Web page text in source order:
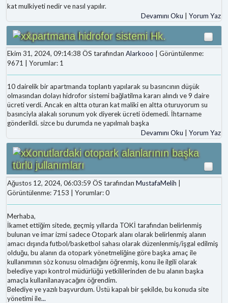
kat mulkiyeti nedir ve nasıl yapılır.
Devamını Oku
Yorum Yaz
Apartmana hidrofor sistemi Hk.
Ekim 31, 2024, 09:14:38 ÖS tarafından Alarkooo | Görüntülenme:
9671 | Yorumlar: 1
10 dairelik bir apartmanda toplantı yapılarak su basıncının düşük
olmasından dolayı hidrofor sistemi bağlatilma kararı alındı ve 9 daire
ücreti verdi. Ancak en altta oturan kat maliki en altta oturuyorum su
basınciyla alakalı sorunum yok diyerek ücreti ödemedi. İhtarname
gönderildi. sizce bu durumda ne yapılmalı başka
Devamını Oku
Yorum Yaz
Konutlardaki otopark alanlarının başka
türlü jullanımları
Ağustos 12, 2024, 06:03:59 ÖS tarafından MustafaMelih
Görüntülenme: 7153 | Yorumlar: 0
Merhaba,
İkamet ettiğim sitede, geçmiş yıllarda TOKİ tarafından belirlenmiş
bulunan ve imar izmi sadece Otopark alanı olarak belirlenmiş alanın
amacı dışında futbol/basketbol sahası olarak düzenlenmiş/işgal edilmiş
olduğu, bu alanın da otopark yönetmeliğine göre başka amaç ile
kullanımının sòz konusu olmadığını öğrenmiş, konu ile ilgili olarak
belediye yapı kontrol müdürlüğü yetkililerinden de bu alanın başka
amaçla kullanilanayacağını öğrendim.
Belediye ye yazılı başvurdum. Üstü kapalı bir şekilde, bu konuda site
yönetimi ile...